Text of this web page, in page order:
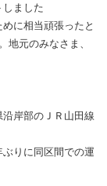
しました
に相当頑張ったと
地元のみなさま、
岸部のＪＲ山田線
りに同区間での運